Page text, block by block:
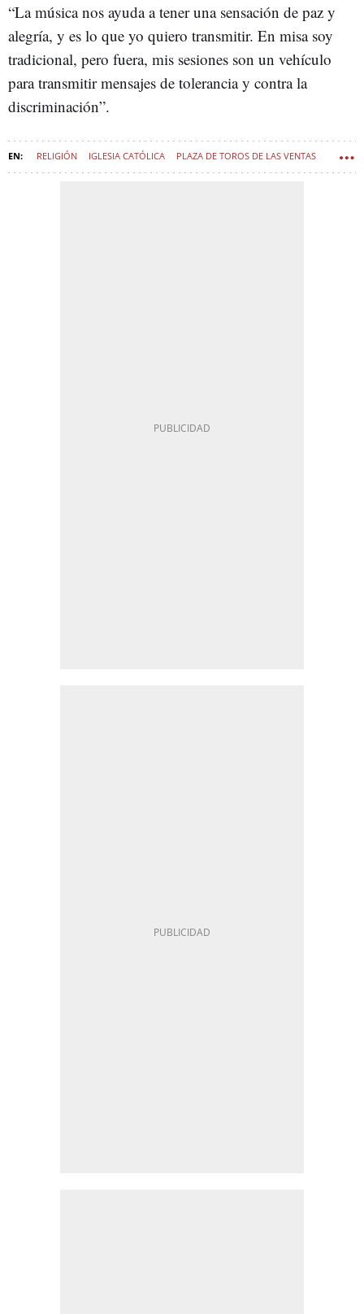
“La música nos ayuda a tener una sensación de paz y
alegría, y es lo que yo quiero transmitir. En misa soy
tradicional, pero fuera, mis sesiones son un vehículo
para transmitir mensajes de tolerancia y contra la
discriminación”.
RELIGIÓN IGLESIA CATÓLICA PLAZA DE TOROS DE LAS VENTAS